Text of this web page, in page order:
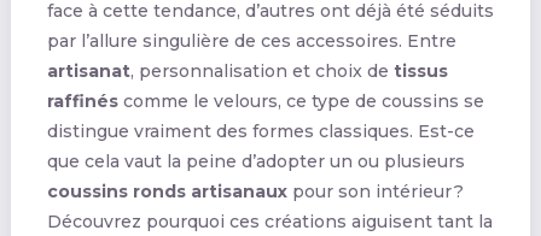
face à cette tendance, d’autres ont déjà été séduits
par l’allure singulière de ces accessoires. Entre
artisanat, personnalisation et choix de tissus
raffinéscomme le velours, ce type de coussins se
distingue vraiment des formes classiques. Est-ce
que cela vaut la peine d’adopter un ou plusieurs
coussins ronds artisanauxpour son intérieur ?
Découvrez pourquoi ces créations aiguisent tant la